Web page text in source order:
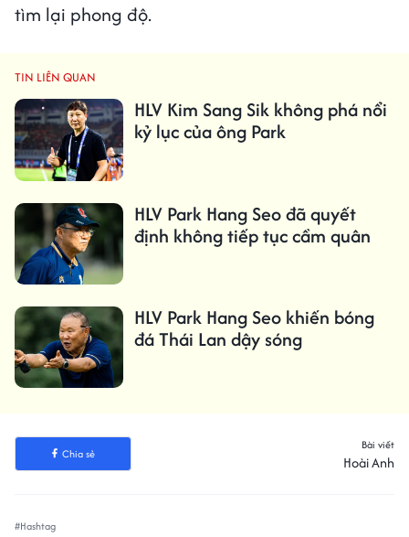
tìm lại phong độ.
TIN LIÊN QUAN
HLV Kim Sang Sik không phá nổi
kỷ lục của ông Park
HLV Park Hang Seo đã quyết
định không tiếp tục cầm quân
HLV Park Hang Seo khiến bóng
đá Thái Lan dậy sóng
Chia sẻ
Bài viết
Hoài Anh
#Hashtag